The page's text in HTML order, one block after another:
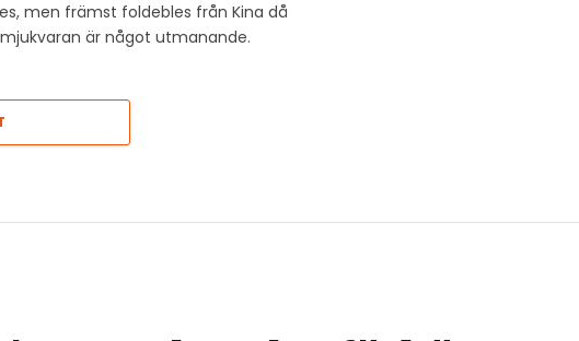
men främst foldebles från Kina då
är något utmanande.